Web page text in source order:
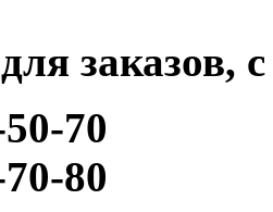
заказов,
70
80